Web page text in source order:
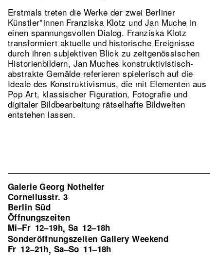
Erstmals treten die Werke der zwei Berliner
Künstler*innen Franziska Klotz und Jan Muche in
einen spannungsvollen Dialog. Franziska Klotz
transformiert aktuelle und historische Ereignisse
durch ihren subjektiven Blick zu zeitgenössischen
Historienbildern, Jan Muches konstruktivistisch-
abstrakte Gemälde referieren spielerisch auf die
Ideale des Konstruktivismus, die mit Elementen aus
Pop Art, klassischer Figuration, Fotografie und
digitaler Bildbearbeitung rätselhafte Bildwelten
entstehen lassen.
Galerie Georg Nothelfer
Corneliusstr. 3
Berlin Süd
Öffnungszeiten
Mi–Fr 12–19h, Sa 12–18h
Sonderöffnungszeiten Gallery Weekend
Fr 12–21h, Sa–So 11–18h